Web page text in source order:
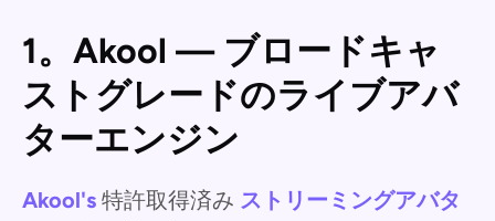
1。Akool — ブロードキャ
ストグレードのライブアバ
ターエンジン
Akool's 特許取得済み ストリーミングアバタ